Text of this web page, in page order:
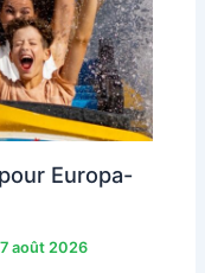
Europa-
7 août 2026